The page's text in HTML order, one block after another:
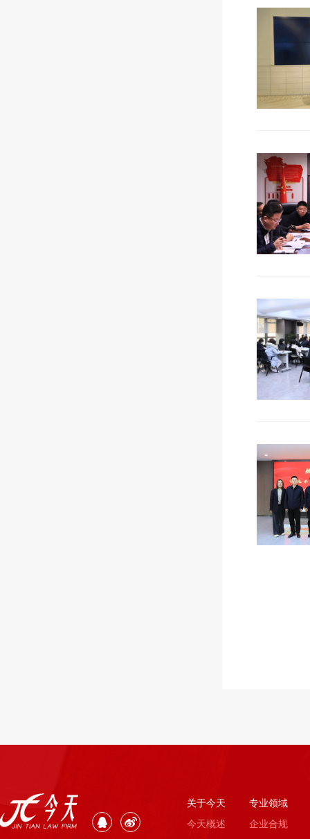
关于今天
今天概述
专业领域
企业合规